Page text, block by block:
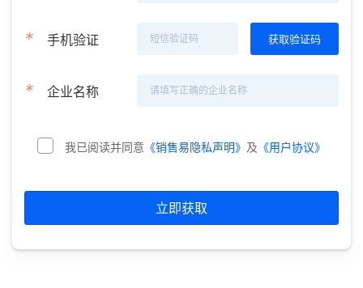
* 手机验证
* 企业名称
我已阅读并同意 《销售易隐私声明》 及 《用户协议》
立即获取